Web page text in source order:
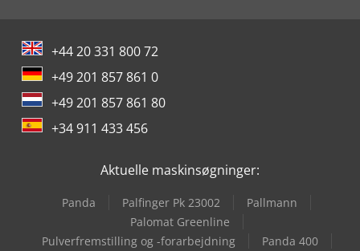
+44 20 331 800 72
+49 201 857 861 0
+49 201 857 861 80
+34 911 433 456
Aktuelle maskinsøgninger:
Panda Palfinger Pk 23002
Pallmann
Palomat Greenline
Pulverfremstilling og -forarbejdning
Panda 400